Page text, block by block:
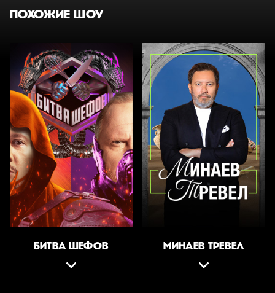
ПОХОЖИЕ ШОУ
БИТВА ШЕФОВ МИНАЕВ ТРЕВЕЛ